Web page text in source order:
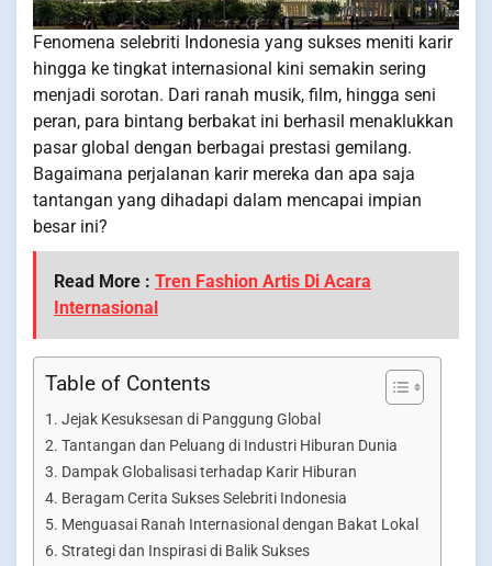
Fenomena selebriti Indonesia yang sukses meniti karir
hingga ke tingkat internasional kini semakin sering
menjadi sorotan. Dari ranah musik, film, hingga seni
peran, para bintang berbakat ini berhasil menaklukkan
pasar global dengan berbagai prestasi gemilang.
Bagaimana perjalanan karir mereka dan apa saja
tantangan yang dihadapi dalam mencapai impian
besar ini?
Read More : Tren Fashion Artis Di Acara
Internasional
Table of Contents
Jejak Kesuksesan di Panggung Global
Tantangan dan Peluang di Industri Hiburan Dunia
Dampak Globalisasi terhadap Karir Hiburan
Beragam Cerita Sukses Selebriti Indonesia
Menguasai Ranah Internasional dengan Bakat Lokal
Strategi dan Inspirasi di Balik Sukses